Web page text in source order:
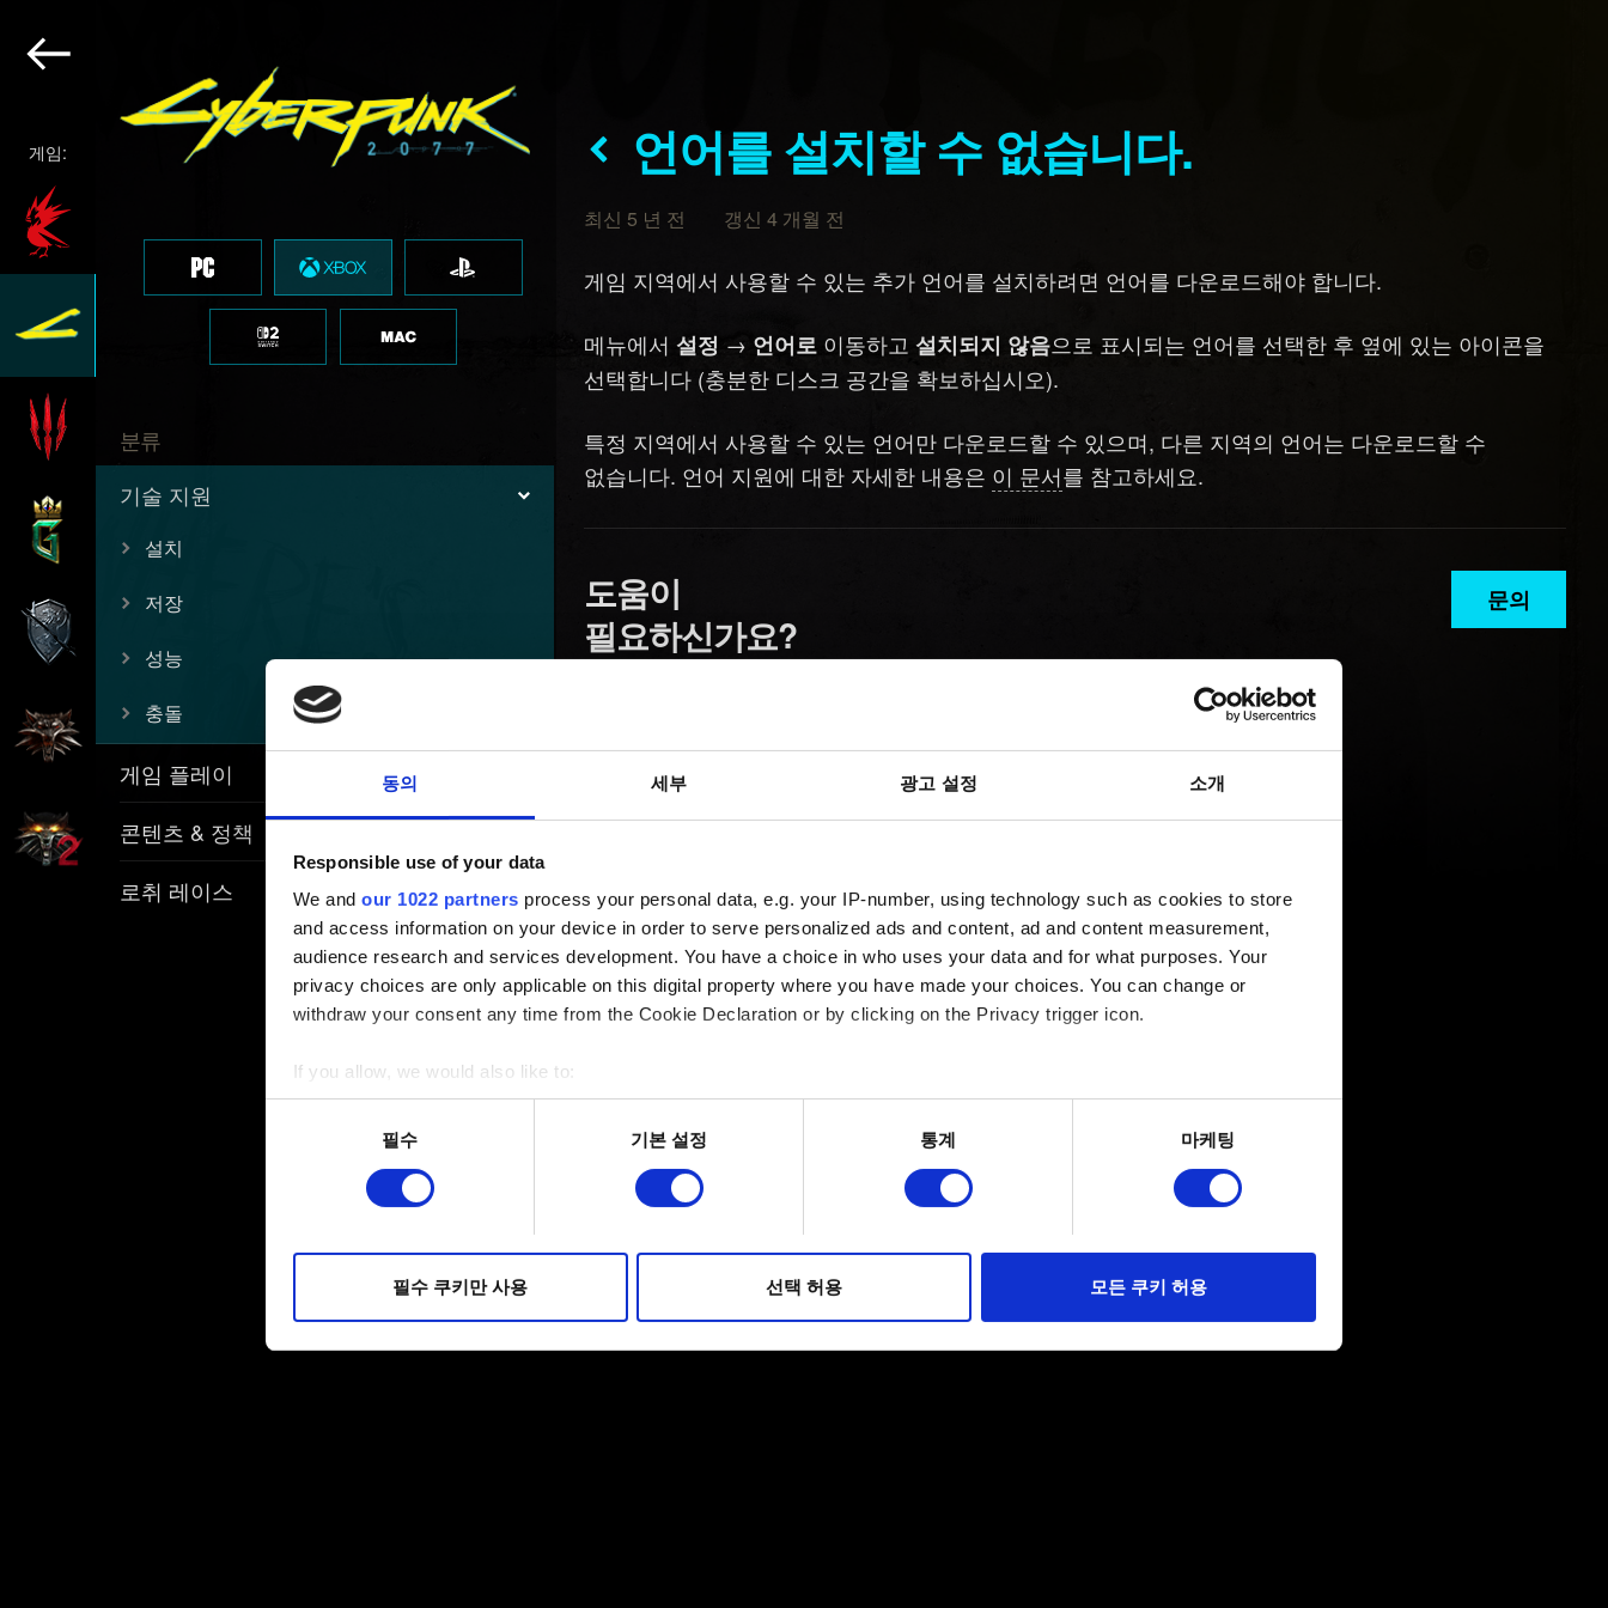
동의 세부 광고 설정 소개
Responsible use of your data
We and our 1022 partners process your personal data, e.g. your IP-number, using technology such as cookies to store
and access information on your device in order to serve personalized ads and content, ad and content measurement,
audience research and services development. You have a choice in who uses your data and for what purposes. Your
privacy choices are only applicable on this digital property where you have made your choices. You can change or
withdraw your consent any time from the Cookie Declaration or by clicking on the Privacy trigger icon.
If you allow, we would also like to:
Collect information about your geographical location which can be accurate to within several meters
Identify your device by actively scanning it for specific characteristics (fingerprinting)
Find out more about how your personal data is processed and set your preferences in the
피드백을 제공하여 사용자의 웹사이트 이용 환경을 개선하기 위해 사용됩니다. 예를 들어, 소셜 미디어를 통해 사용자와
소통할 경우, 사용자의 선호도를 파악하기 위해 쿠키의 일부를 저희 파트너와 공유할 수도 있습니다. 물론, 이처럼
필수 기본 설정 통계 마케팅
필수 쿠키만 사용 선택 허용 모든 쿠키 허용
게임:
분류
기술 지원
설치
저장
성능
충돌
게임 플레이
콘텐츠 & 정책
로취 레이스
언어를 설치할 수 없습니다.
최신 5 년 전 갱신 4 개월 전
게임 지역에서 사용할 수 있는 추가 언어를 설치하려면 언어를 다운로드해야 합니다.
메뉴에서설정 → 언어로 이동하고설치되지 않음으로 표시되는 언어를 선택한 후 옆에 있는 아이콘을
선택합니다 (충분한 디스크 공간을 확보하십시오).
특정 지역에서 사용할 수 있는 언어만 다운로드할 수 있으며, 다른 지역의 언어는 다운로드할 수
없습니다. 언어 지원에 대한 자세한 내용은 이 문서를 참고하세요.
도움이
필요하신가요?
문의